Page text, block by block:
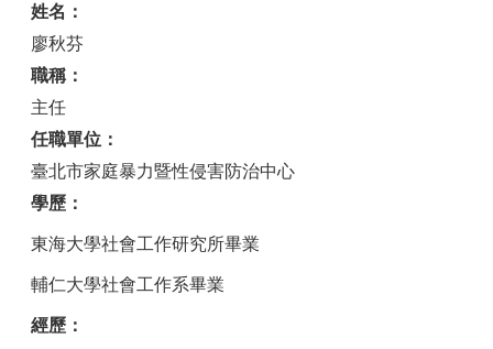
姓名：
廖秋芬
職稱：
主任
任職單位：
臺北市家庭暴力暨性侵害防治中心
學歷：
東海大學社會工作研究所畢業
輔仁大學社會工作系畢業
經歷：